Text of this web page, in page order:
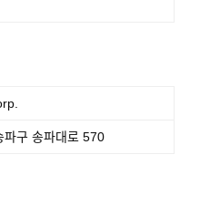
파구 송파대로 570